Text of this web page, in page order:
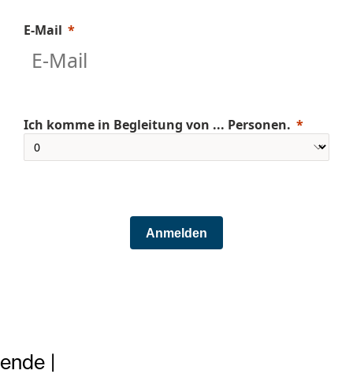
E-Mail
Ich komme in Begleitung von ... Personen.
Anmelden
ende |